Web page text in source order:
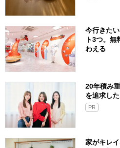
今行きた
ト3つ。
わえる
20年積み
を追求し
PR
家がキレ